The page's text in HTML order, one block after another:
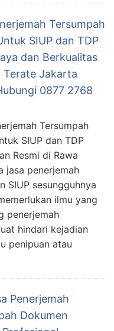
Tersumpah
SIUP dan TDP
dan Berkualitas
Terate Jakarta
0877 2768
Tersumpah
SIUP dan TDP
Resmi di Rawa
jasa penerjemah
SIUP sesungguhnya
ilmu yang
penerjemah
hindari kejadian
penipuan atau
Penerjemah
Dokumen